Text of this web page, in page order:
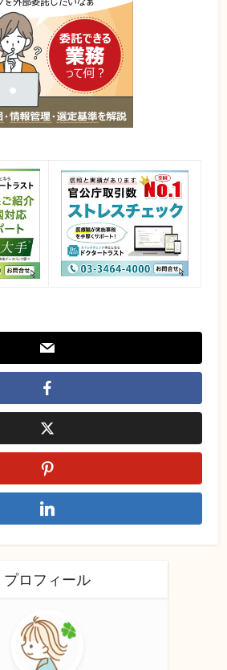
プロフィール